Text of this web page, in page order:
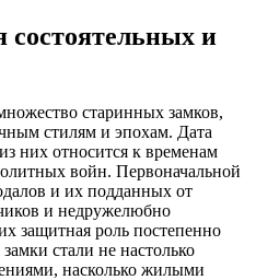
состоятельных и
старинных замков,
стилям и эпохам. Дата
них относится к временам
войн. Первоначальной
и их подданных от
и недружелюбно
защитная роль постепенно
стали не настолько
насколько жилыми